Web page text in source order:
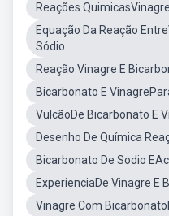
Reações
Equação Da Reação
Sódio
Reação Vinagre E
Bicarbonato E
VulcãoDe Bicarbonato E
Desenho De Química
Bicarbonato De Sodio
ExperienciaDe Vinagre E
Vinagre Com